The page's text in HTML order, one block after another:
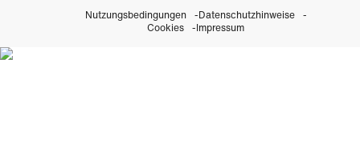
Nutzungsbedingungen
Datenschutzhinweise
Cookies
Impressum